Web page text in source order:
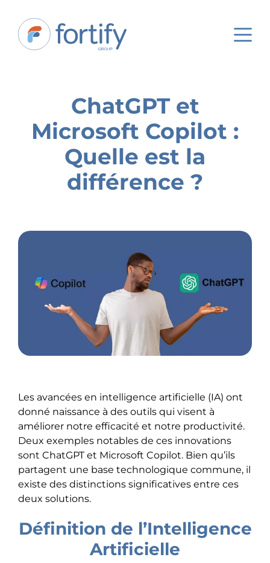
ChatGPT et
Microsoft Copilot :
Quelle est la
différence ?
Les avancées en intelligence artificielle (IA) ont
donné naissance à des outils qui visent à
améliorer notre efficacité et notre productivité.
Deux exemples notables de ces innovations
sont ChatGPT et Microsoft Copilot. Bien qu’ils
partagent une base technologique commune, il
existe des distinctions significatives entre ces
deux solutions.
Définition de l’Intelligence
Artificielle